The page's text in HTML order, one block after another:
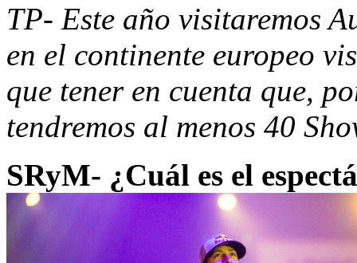
TP- Este año visitaremos
en el continente europeo
que tener en cuenta que,
tendremos al menos 40
SRyM- ¿Cuál es el